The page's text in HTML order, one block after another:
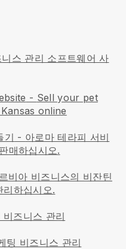
스 관리 소프트웨어 사
- Sell your pet
online
기 - 아로마 테라피 서비
매하십시오.
비아 비즈니스의 비잔틴
리하십시오.
비즈니스 관리
팅 비즈니스 관리